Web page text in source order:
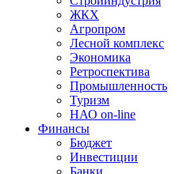
ЖКХ
Агропром
Лесной комплекс
Экономика
Ретроспектива
Промышленность
Туризм
НАО on-line
Финансы
Бюджет
Инвестиции
Банки